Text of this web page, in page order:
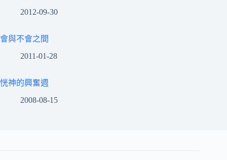
2012-09-30
會與不會之間
2011-01-28
恍神的興奮週
2008-08-15